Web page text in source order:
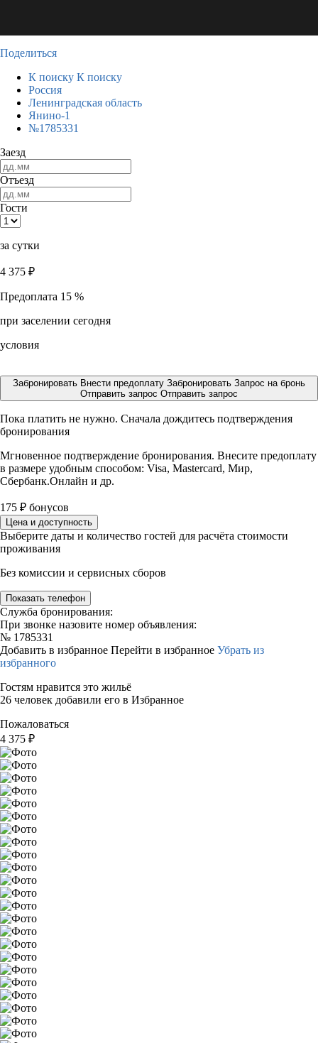
Поделиться
К поиску К поиску
Россия
Ленинградская область
Янино-1
№1785331
Заезд
Отъезд
Гости
за сутки
4 375 ₽
Предоплата 15 %
при заселении сегодня
условия
Забронировать Внести предоплату Забронировать Запрос на бронь
Отправить запрос Отправить запрос
Пока платить не нужно. Сначала дождитесь подтверждения
бронирования
Мгновенное подтверждение бронирования. Внесите предоплату
в размере удобным способом: Visa, Mastercard, Мир,
Сбербанк.Онлайн и др.
175 ₽ бонусов
Цена и доступность
Выберите даты и количество гостей для расчёта стоимости
проживания
Без комиссии и сервисных сборов
Показать телефон
Служба бронирования:
При звонке назовите номер объявления:
№ 1785331
Добавить в избранное Перейти в избранное Убрать из
избранного
Гостям нравится это жильё
26 человек добавили его в Избранное
Пожаловаться
4 375 ₽